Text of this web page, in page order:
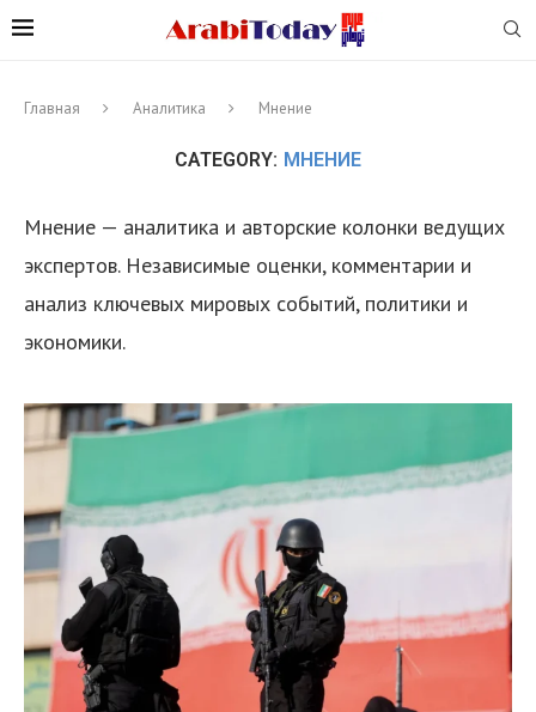
Главная Аналитика Мнение
CATEGORY: МНЕНИЕ
Мнение — аналитика и авторские колонки ведущих
экспертов. Независимые оценки, комментарии и
анализ ключевых мировых событий, политики и
экономики.